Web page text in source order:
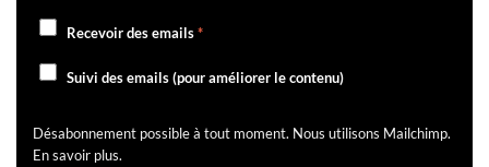
Recevoir des emails*
Suivi des emails (pour améliorer le contenu)
Désabonnement possible à tout moment. Nous utilisons Mailchimp.
En savoir plus.